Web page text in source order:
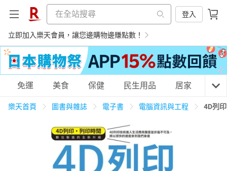
登入
立即加入樂天會員，讓您邊購物邊賺點數！
購物網分類
美食蛋糕 養生保健
免運 美食 保健 民生用品 居家 3C
樂天首頁 圖書與雜誌 電子書 電腦資訊與工程 4D列